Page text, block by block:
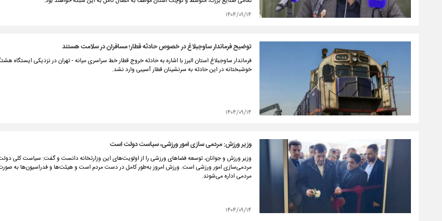
۱۴۰۴/۰۹/۱۴
توضیح فرماندار ساوجبلاغ در خصوص حادثه قطار؛ مسافران در سلامت هستند
فرماندار ساوجبلاغ استان البرز با اشاره به حادثه خروج قطار خط سراسری میانه - تهران در نزدیکی ایستگاه
خوشبختانه در این حادثه به سرنشینان قطار آسیبی وارد نشد.
۱۴۰۴/۰۹/۱۴
وزیر ورزش: مردمی سازی امور ورزشی، سیاست دولت است
وزیر ورزش و جوانان، توسعه فضاهای ورزشی را از اولویت‌های این وزارتخانه دانست و گفت: سیاست کلی
مردمی‌سازی امور ورزشی است. ورزش امروز به‌طور کامل در دست مردم است و هیئت‌ها و فدراسیون‌ها به
مردمی اداره می‌شوند.
۱۴۰۴/۰۹/۱۴